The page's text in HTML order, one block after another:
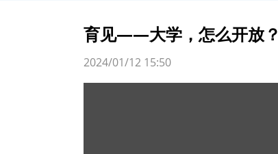
育见——大学，怎么开放？
2024/01/12 15:50